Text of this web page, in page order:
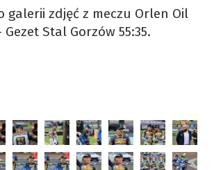
galerii zdjęć z meczu Orlen Oil
Stal Gorzów 55:35.